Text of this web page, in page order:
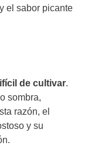
el sabor picante
de cultivar.
sombra,
razón, el
y su